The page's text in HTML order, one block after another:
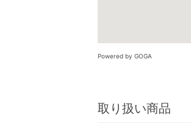
Powered by GOGA
取り扱い商品